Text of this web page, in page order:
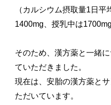
（カルシウム摂取量1 日平
1400mg 、授乳中は1700mg
そのため、漢方薬と一緒
ていただきました。
現在は、安胎の漢方薬と
ただいています。